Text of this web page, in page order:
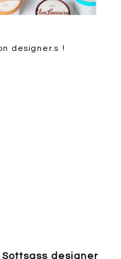
designer.s !
Sottsass designer